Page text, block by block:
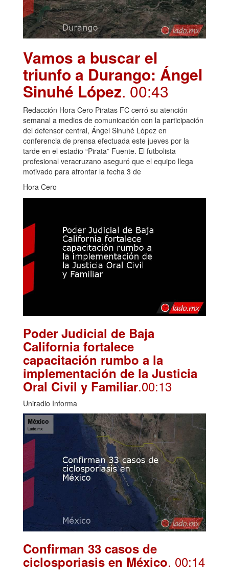
Vamos a buscar el
triunfo a Durango: Ángel
Sinuhé López. 00:43
Redacción Hora Cero Piratas FC cerró su atención
semanal a medios de comunicación con la participación
del defensor central, Ángel Sinuhé López en
conferencia de prensa efectuada este jueves por la
tarde en el estadio “Pirata” Fuente. El futbolista
profesional veracruzano aseguró que el equipo llega
motivado para afrontar la fecha 3 de
Hora Cero
Poder Judicial de Baja
California fortalece
capacitación rumbo a la
implementación de la Justicia
Oral Civil y Familiar.00:13
Uniradio Informa
Confirman 33 casos de
ciclosporiasis en México. 00:14